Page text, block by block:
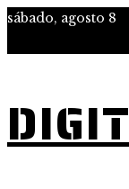
sábado, agosto 8